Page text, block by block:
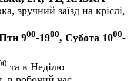
зручний заїзд на кріслі,
900-1900, Субота 1000-
та в Неділю